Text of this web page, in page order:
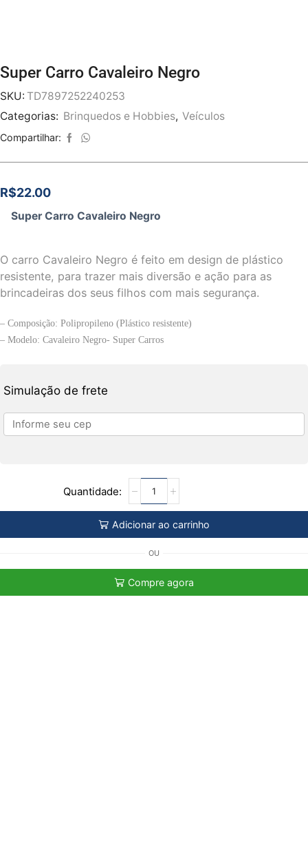
Super Carro Cavaleiro Negro
SKU: TD7897252240253
Categorias: Brinquedos e Hobbies, Veículos
Compartilhar:
R$22.00
Super Carro Cavaleiro Negro
O carro Cavaleiro Negro é feito em design de plástico
resistente, para trazer mais diversão e ação para as
brincadeiras dos seus filhos com mais segurança.
– Composição: Polipropileno (Plástico resistente)
– Modelo: Cavaleiro Negro- Super Carros
Simulação de frete
Adicionar ao carrinho
OU
Compre agora